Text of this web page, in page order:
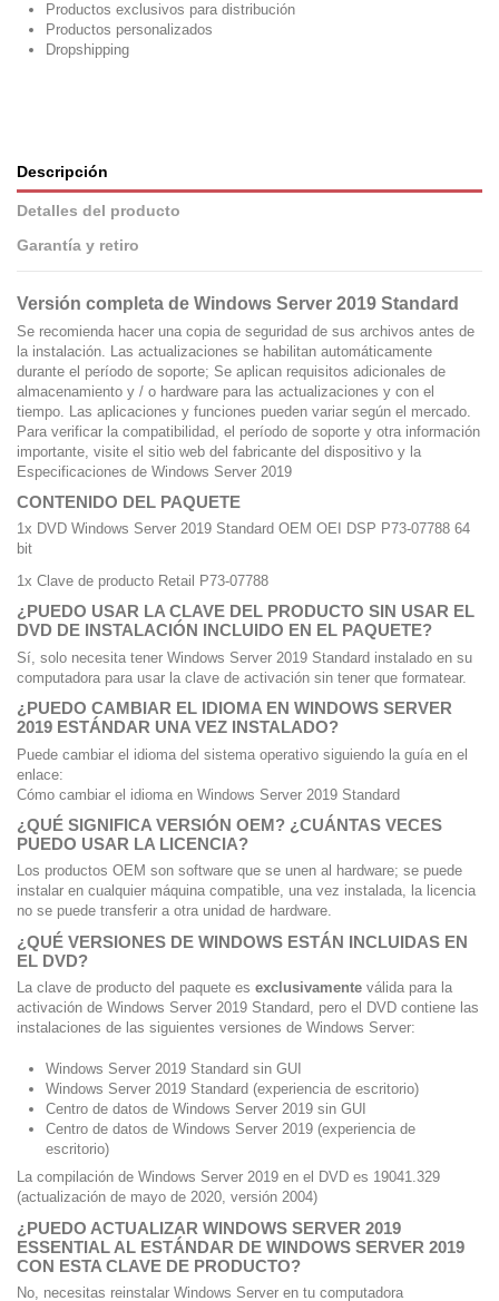
Productos exclusivos para distribución
Productos personalizados
Dropshipping
Descripción
Detalles del producto
Garantía y retiro
Versión completa de Windows Server 2019 Standard
Se recomienda hacer una copia de seguridad de sus archivos antes de
la instalación. Las actualizaciones se habilitan automáticamente
durante el período de soporte; Se aplican requisitos adicionales de
almacenamiento y / o hardware para las actualizaciones y con el
tiempo. Las aplicaciones y funciones pueden variar según el mercado.
Para verificar la compatibilidad, el período de soporte y otra información
importante, visite el sitio web del fabricante del dispositivo y la
Especificaciones de Windows Server 2019
CONTENIDO DEL PAQUETE
1x DVD Windows Server 2019 Standard OEM OEI DSP P73-07788 64
bit
1x Clave de producto Retail P73-07788
¿PUEDO USAR LA CLAVE DEL PRODUCTO SIN USAR EL
DVD DE INSTALACIÓN INCLUIDO EN EL PAQUETE?
Sí, solo necesita tener Windows Server 2019 Standard instalado en su
computadora para usar la clave de activación sin tener que formatear.
¿PUEDO CAMBIAR EL IDIOMA EN WINDOWS SERVER
2019 ESTÁNDAR UNA VEZ INSTALADO?
Puede cambiar el idioma del sistema operativo siguiendo la guía en el
enlace:
Cómo cambiar el idioma en Windows Server 2019 Standard
¿QUÉ SIGNIFICA VERSIÓN OEM? ¿CUÁNTAS VECES
PUEDO USAR LA LICENCIA?
Los productos OEM son software que se unen al hardware; se puede
instalar en cualquier máquina compatible, una vez instalada, la licencia
no se puede transferir a otra unidad de hardware.
¿QUÉ VERSIONES DE WINDOWS ESTÁN INCLUIDAS EN
EL DVD?
La clave de producto del paquete es exclusivamente válida para la
activación de Windows Server 2019 Standard, pero el DVD contiene las
instalaciones de las siguientes versiones de Windows Server:
Windows Server 2019 Standard sin GUI
Windows Server 2019 Standard (experiencia de escritorio)
Centro de datos de Windows Server 2019 sin GUI
Centro de datos de Windows Server 2019 (experiencia de
escritorio)
La compilación de Windows Server 2019 en el DVD es 19041.329
(actualización de mayo de 2020, versión 2004)
¿PUEDO ACTUALIZAR WINDOWS SERVER 2019
ESSENTIAL AL ​​ESTÁNDAR DE WINDOWS SERVER 2019
CON ESTA CLAVE DE PRODUCTO?
No, necesitas reinstalar Windows Server en tu computadora